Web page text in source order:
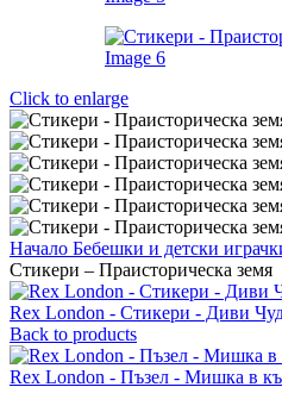
Click to enlarge
Начало Бебешки и детски
Стикери – Праисторическа земя
Rex London - Стикери - Диви
Back to products
Rex London - Пъзел - Мишка в